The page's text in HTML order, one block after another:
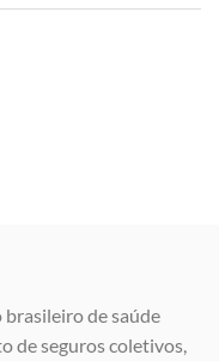
brasileiro de saúde
de seguros coletivos,